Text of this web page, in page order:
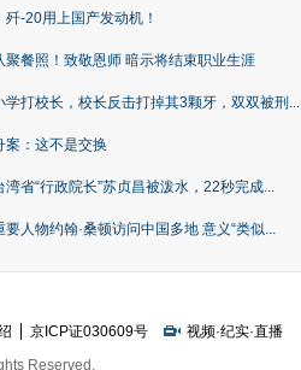
-20用上国产发动机！
聚餐照！致敬恩师 暗示将结束职业生涯
学打校长，校长反击打掉其3颗牙，双双被刑...
案：这不是交换
湾省“行政院长”苏贞昌被泼水，22秒完成...
人物约翰·桑顿访问中国多地 意义“类似...
京ICP证030609号 视频·纪实·直播
Reserved.